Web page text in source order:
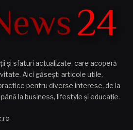
și sfaturi actualizate, care acoperă
Aici găsești articole utile,
pentru diverse interese, de la
la business, lifestyle și educație.